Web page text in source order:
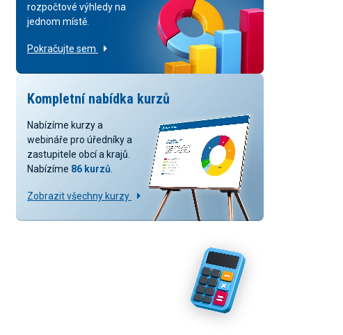
rozpočtové výhledy na
jednom místě.
Pokračujte sem
Kompletní nabídka kurzů
Nabízíme kurzy a
webináře pro úředníky a
zastupitele obcí a krajů.
Nabízíme 86 kurzů
Zobrazit všechny kurzy